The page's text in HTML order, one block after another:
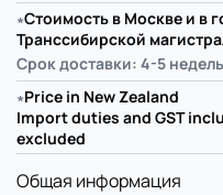
∗Стоимость в Москве и в
Транссибирской
Срок доставки: 4-5 недель
∗Price in New Zealand
Import duties and GST
excluded
Общая информация